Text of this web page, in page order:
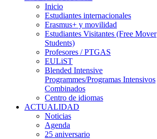
Inicio
Estudiantes internacionales
Erasmus+ y movilidad
Estudiantes Visitantes (Free Mover
Students)
Profesores / PTGAS
EULiST
Blended Intensive
Programmes/Programas Intensivos
Combinados
Centro de idiomas
ACTUALIDAD
Noticias
Agenda
25 aniversario